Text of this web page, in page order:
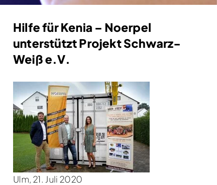
Hilfe für Kenia – Noerpel
unterstützt Projekt Schwarz-
Weiß e.V.
Ulm, 21. Juli 2020